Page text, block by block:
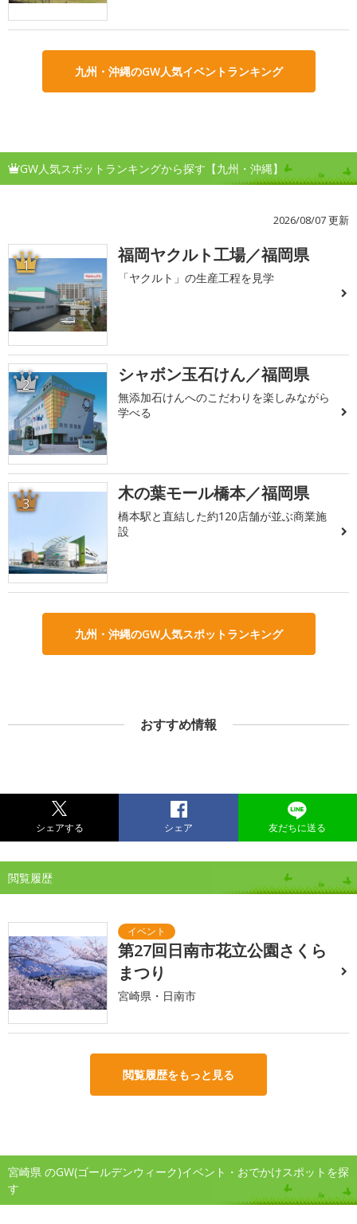
九州・沖縄のGW人気イベントランキング
GW人気スポットランキングから探す【九州・沖縄】
2026/08/07 更新
1 福岡ヤクルト工場／福岡県
「ヤクルト」の生産工程を見学
2 シャボン玉石けん／福岡県
無添加石けんへのこだわりを楽しみながら
学べる
3 木の葉モール橋本／福岡県
橋本駅と直結した約120店舗が並ぶ商業施
設
九州・沖縄のGW人気スポットランキング
おすすめ情報
シェアする シェア 友だちに送る
閲覧履歴
第27回日南市花立公園さくら
まつり
宮崎県・日南市
閲覧履歴をもっと見る
宮崎県 のGW(ゴールデンウィーク)イベント・おでかけスポットを探
す